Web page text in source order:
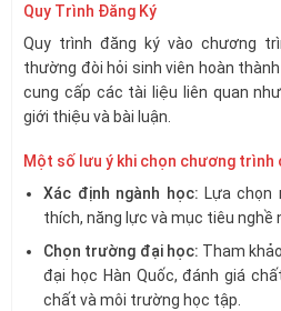
Quy Trình Đăng Ký
Quy trình đăng ký vào chương
thường đòi hỏi sinh viên hoàn
cung cấp các tài liệu liên quan
giới thiệu và bài luận.
Một số lưu ý khi chọn chương trình
Xác định ngành học: Lựa chọn
thích, năng lực và mục tiêu nghề
Chọn trường đại học: Tham
đại học Hàn Quốc, đánh giá
chất và môi trường học tập.